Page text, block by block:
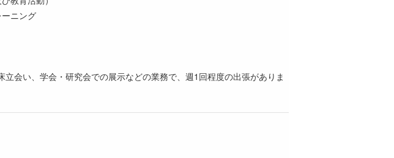
ニング
会い、学会・研究会での展示などの業務で、週1回程度の出張がありま